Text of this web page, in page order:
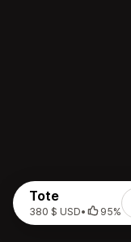
Tote
380 $ USD• 95%